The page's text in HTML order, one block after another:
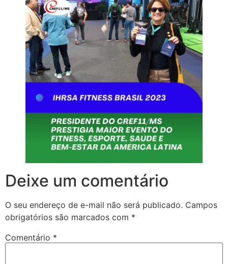
Deixe um comentário
O seu endereço de e-mail não será publicado. Campos
obrigatórios são marcados com *
Comentário *